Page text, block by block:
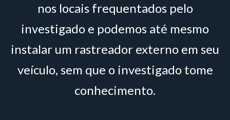
nos locais frequentados pelo
investigado e podemos até mesmo
instalar um rastreador externo em seu
veículo, sem que o investigado tome
conhecimento.